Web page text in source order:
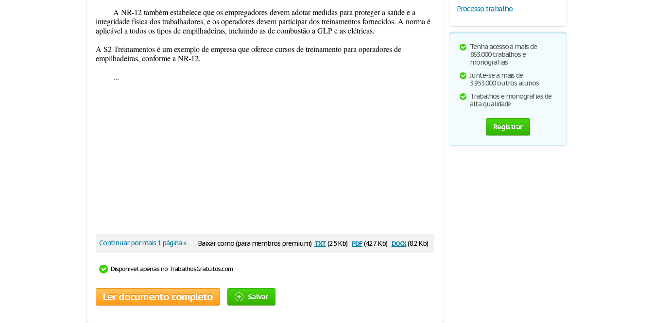
A NR-12 também estabelece que os empregadores devem adotar medidas para proteger a saúde e a
integridade física dos trabalhadores, e os operadores devem participar dos treinamentos fornecidos. A norma é
aplicável a todos os tipos de empilhadeiras, incluindo as de combustão a GLP e as elétricas.
A S2 Treinamentos é um exemplo de empresa que oferece cursos de treinamento para operadores de
empilhadeiras, conforme a NR-12.
...
Baixar como (para membros premium) txt(2.5 Kb) pdf(42.7 Kb) docx(8.2 Kb)
Continuar por mais 1 página »
Disponível apenas no TrabalhosGratuitos.com
Ler documento completo Salvar
Processo trabalho
Tenha acesso a mais de
863.000 trabalhos e
monografias
Junte-se a mais de
3.953.000 outros alunos
Trabalhos e monografias de
alta qualidade
Registrar